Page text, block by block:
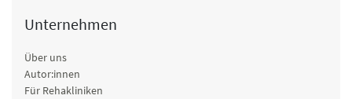
Unternehmen
Über uns
Autor:innen
Für Rehakliniken